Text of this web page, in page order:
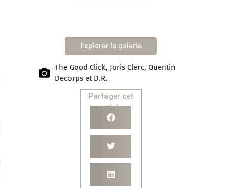
Explorer la galerie
The Good Click, Joris Clerc, Quentin
Decorps et D.R.
Partager cet
article